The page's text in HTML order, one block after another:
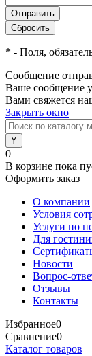
* - Поля,
Сообщение
Ваше сообщение
Вами свяжется
Закрыть окно
0
В корзине пока
Оформить заказ
О компании
Условия
Услуги по
Для
Новости
Вопрос-
Отзывы
Контакты
Избранное0
Сравнение0
Каталог товаров